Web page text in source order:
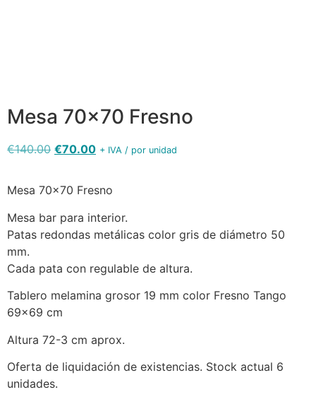
Mesa 70×70 Fresno
€140.00 €70.00 + IVA / por unidad
Mesa 70×70 Fresno
Mesa bar para interior.
Patas redondas metálicas color gris de diámetro 50
mm.
Cada pata con regulable de altura.
Tablero melamina grosor 19 mm color Fresno Tango
69×69 cm
Altura 72-3 cm aprox.
Oferta de liquidación de existencias. Stock actual 6
unidades.